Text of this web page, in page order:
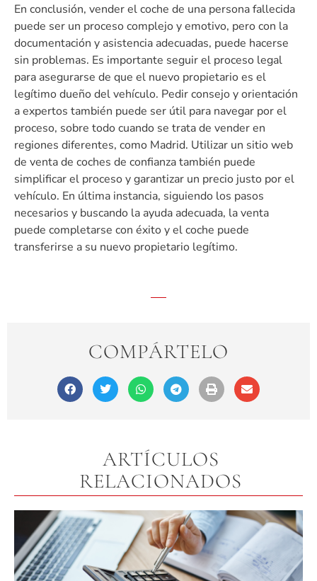
En conclusión, vender el coche de una persona fallecida
puede ser un proceso complejo y emotivo, pero con la
documentación y asistencia adecuadas, puede hacerse
sin problemas. Es importante seguir el proceso legal
para asegurarse de que el nuevo propietario es el
legítimo dueño del vehículo. Pedir consejo y orientación
a expertos también puede ser útil para navegar por el
proceso, sobre todo cuando se trata de vender en
regiones diferentes, como Madrid. Utilizar un sitio web
de venta de coches de confianza también puede
simplificar el proceso y garantizar un precio justo por el
vehículo. En última instancia, siguiendo los pasos
necesarios y buscando la ayuda adecuada, la venta
puede completarse con éxito y el coche puede
transferirse a su nuevo propietario legítimo.
COMPÁRTELO
ARTÍCULOS
RELACIONADOS